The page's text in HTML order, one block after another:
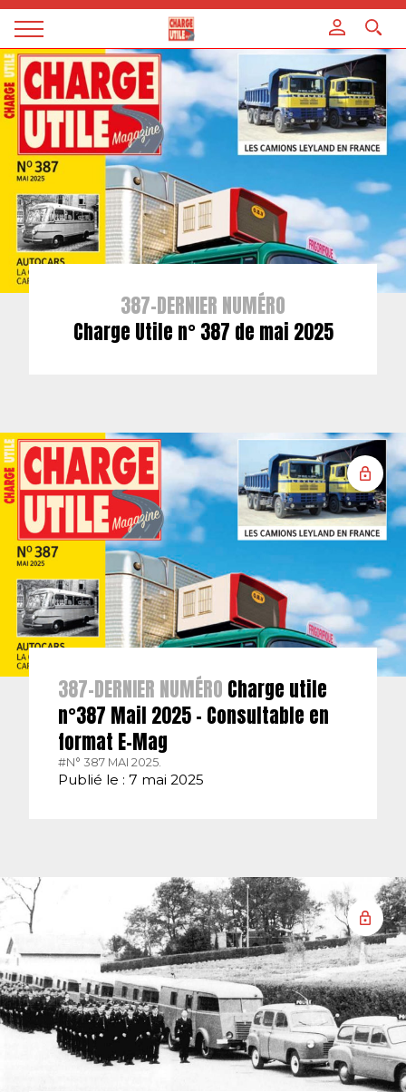
Magazine
Charge
utile
387-DERNIER NUMÉRO
Charge Utile n° 387 de mai 2025
387-DERNIER NUMÉRO Charge utile
n°387 Mail 2025 – Consultable en
format E-Mag
#N° 387 MAI 2025.
Publié le : 7 mai 2025
Panneau de gestion des cookies